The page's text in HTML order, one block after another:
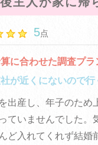
5点
に合わせた調査プ
が近くにないので行
出産し、年子のため
ていませんでした
ど入れてくれず結婚